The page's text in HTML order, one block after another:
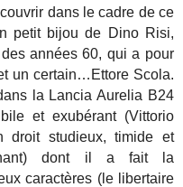
dans le cadre de ce
petit bijou de Dino Risi,
années 60, qui a pour
un certain…Ettore Scola.
la Lancia Aurelia B24
et exubérant (Vittorio
droit studieux, timide et
dont il a fait la
caractères (le libertaire